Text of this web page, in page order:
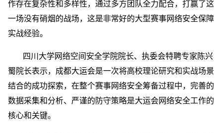
作存在复杂性和多样性，通过多方团队全力配合，打赢了这
一场没有硝烟的战场，这是非常好的大型赛事网络安全保障
实战经验。
四川大学网络空间安全学院院长、执委会特聘专家陈兴
蜀院长表示，成都大运会是一次将高校理论研究和实战场景
结合的成功探索，在整个赛事网络安全筹备过程中，完善的
数据采集和分析、严谨的防守策略是大运会网络安全工作的
核心和关键。